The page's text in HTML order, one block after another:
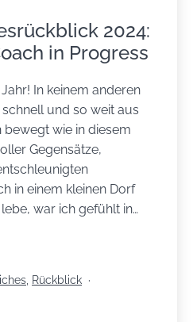
2024:
in Progress
In keinem anderen
und so weit aus
wie in diesem
Gegensätze,
in einem kleinen Dorf
war ich gefühlt in…
Rückblick